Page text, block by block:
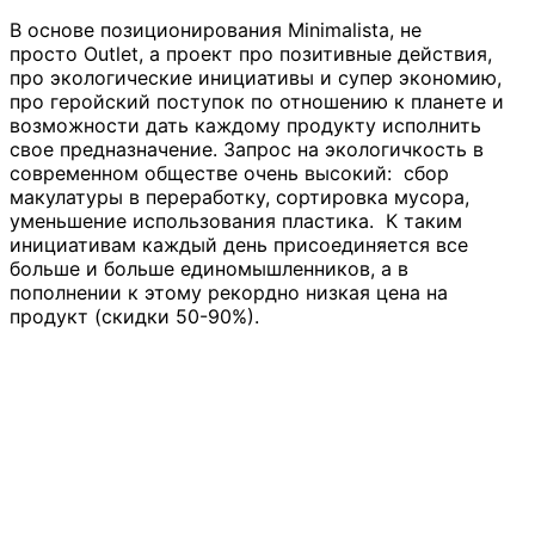
В основе позиционирования Minimalista, не
просто Outlet, а проект про позитивные действия,
про экологические инициативы и супер экономию,
про геройский поступок по отношению к планете и
возможности дать каждому продукту исполнить
свое предназначение. Запрос на экологичкость в
современном обществе очень высокий: сбор
макулатуры в переработку, сортировка мусора,
уменьшение использования пластика. К таким
инициативам каждый день присоединяется все
больше и больше единомышленников, а в
пополнении к этому рекордно низкая цена на
продукт (скидки 50-90%).